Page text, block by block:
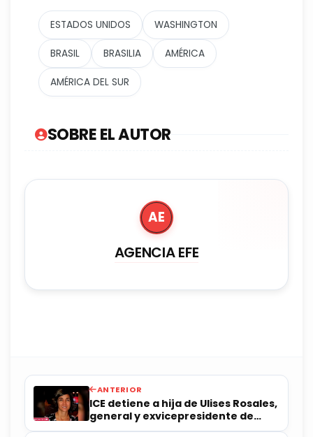
ESTADOS UNIDOS WASHINGTON
BRASIL BRASILIA AMÉRICA
AMÉRICA DEL SUR
SOBRE EL AUTOR
AE
AGENCIA EFE
ANTERIOR
ICE detiene a hija de Ulises Rosales,
general y exvicepresidente de
Cuba